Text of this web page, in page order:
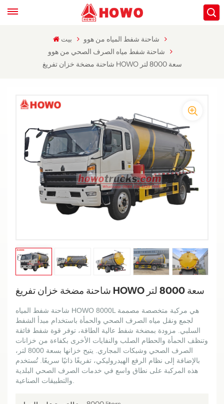
بيت
شاحنة شفط المياه من هوو
شاحنة شفط مياه الصرف الصحي من هوو
شاحنة مضخة خزان تفريغ HOWO سعة 8000 لتر
شاحنة مضخة خزان تفريغ HOWO سعة 8000 لتر
شاحنة شفط المياه HOWO 8000L هي مركبة متخصصة مصممة
لجمع ونقل مياه الصرف الصحي والحمأة باستخدام مبدأ الشفط
السلبي. مزودة بمضخة شفط عالية الطاقة، توفر قوة شفط فائقة
وتنظف الحمأة والحطام الصلب والنفايات الأخرى بكفاءة من خزانات
الصرف الصحي وشبكات المجاري. يتيح خزانها بسعة 8000 لتر،
بالإضافة إلى نظام الرفع الهيدروليكي، تفريغًا ذاتيًا سريعًا. تُستخدم
هذه المركبة على نطاق واسع في خدمات الصرف الصحي البلدية